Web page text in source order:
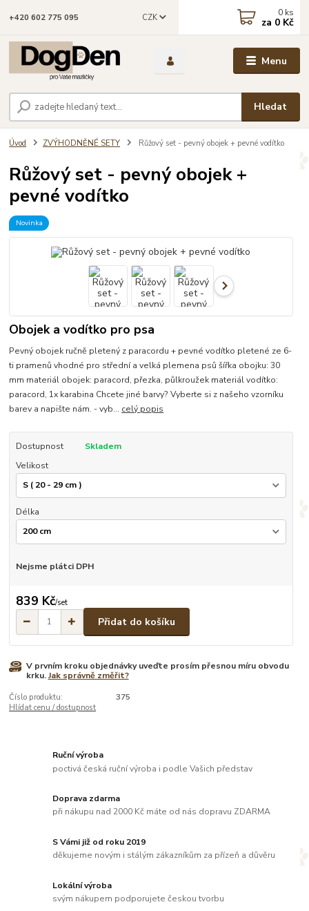
Menu
CZK
Hledat
+420 602 775 095 0 ks
za 0 Kč
Úvod ZVÝHODNĚNÉ SETY Růžový set - pevný obojek + pevné vodítko
Růžový set - pevný obojek +
pevné vodítko
Novinka
Obojek a vodítko pro psa
Pevný obojek ručně pletený z paracordu + pevné vodítko pletené ze 6-
ti pramenů vhodné pro střední a velká plemena psů šířka obojku: 30
mm materiál obojek: paracord, přezka, půlkroužek materiál vodítko:
paracord, 1x karabina Chcete jiné barvy? Vyberte si z našeho vzorníku
barev a napište nám. - vyb... celý popis
Dostupnost
Skladem
Velikost
Délka
Nejsme plátci DPH
839 Kč/set
Přidat do košíku
V prvním kroku objednávky uveďte prosím přesnou míru obvodu
krku.Jak správně změřit?
Číslo produktu:
375
Hlídat cenu / dostupnost
Ruční výroba
poctivá česká ruční výroba i podle Vašich představ
Doprava zdarma
při nákupu nad 2000 Kč máte od nás dopravu ZDARMA
S Vámi již od roku 2019
děkujeme novým i stálým zákazníkům za přízeň a důvěru
Lokální výroba
svým nákupem podporujete českou tvorbu